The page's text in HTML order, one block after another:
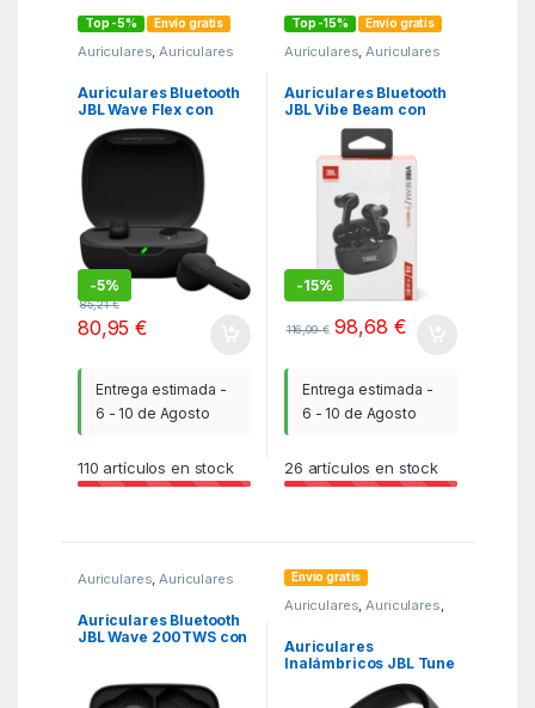
Top -5% Envío gratis
Auriculares Auriculares
Bluetooth con estuche de
Auriculares Bluetooth
JBL Wave Flex con
estuche de carga/
Autonomía 10h/
Negros
-5%
85,21€
80,95€
Entrega estimada -
6 - 10 de Agosto
110 artículos en stock
Top -15% Envío gratis
Auriculares Auriculares
Bluetooth con estuche de
Auriculares Bluetooth
JBL Vibe Beam con
estuche de carga/
Autonomía 8h/ Negra
-15%
116,09€ 98,68 €
Entrega estimada -
6 - 10 de Agosto
26 artículos en stock
Auriculares,Auriculares
Auriculares Bluetooth
JBL Wave 200TWS con
Envío gratis
Auriculares,Auriculares,
Auriculares
Inalámbricos JBL Tune
720BT/ con Micrófono/
Bluetooth/ Negros